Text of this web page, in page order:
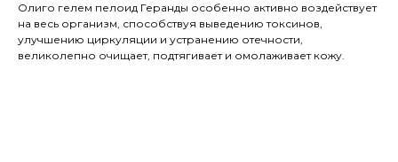
Олиго гелем пелоид Геранды особенно активно воздействует
на весь организм, способствуя выведению токсинов,
улучшению циркуляции и устранению отечности,
великолепно очищает, подтягивает и омолаживает кожу.